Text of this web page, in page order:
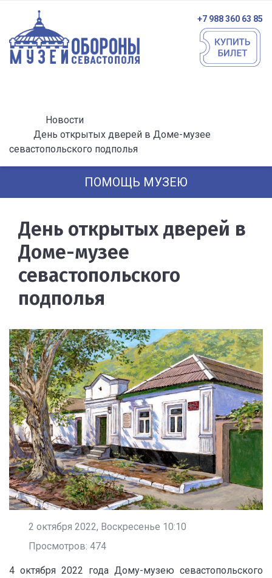
+7 988 360 63 85
Новости
День открытых дверей в Доме-музее
севастопольского подполья
ПОМОЩЬ МУЗЕЮ
День открытых дверей в
Доме-музее
севастопольского
подполья
2 октября 2022, Воскресенье 10:10
Просмотров: 474
4 октября 2022 года Дому-музею севастопольского